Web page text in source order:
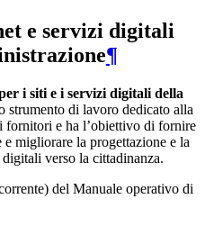
e servizi digitali
¶
i siti e i servizi digitali della
strumento di lavoro dedicato alla
fornitori e ha l’obiettivo di fornire
migliorare la progettazione e la
verso la cittadinanza.
del Manuale operativo di